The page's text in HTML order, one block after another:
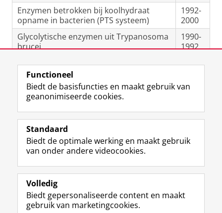
Enzymen betrokken bij koolhydraat
opname in bacterien (PTS systeem)
1992-
2000
Glycolytische enzymen uit Trypanosoma
brucei
1990-
1992
Laatst gewijzigd: 31 maart 2026 15:26
Volg de RUG
F
a
e
b
o
p
a
L
i
k
e
I
-
p
R
S
-
f
e
R
I
n
t
r
m
Y
o
T
e
k
Studiekiezers
Alumni
Over ons
Functioneel
Biedt de basisfuncties en maakt gebruik van
geanonimiseerde cookies.
Standaard
Biedt de optimale werking en maakt gebruik
van onder andere videocookies.
Volledig
Biedt gepersonaliseerde content en maakt
gebruik van marketingcookies.